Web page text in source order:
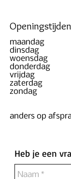
maandag
dinsdag
woensdag
donderdag
vrijdag
zaterdag
zondag
anders op
Heb je een